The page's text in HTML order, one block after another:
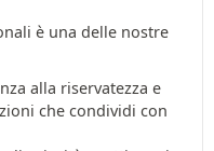
è una delle nostre
alla riservatezza e
che condividi con